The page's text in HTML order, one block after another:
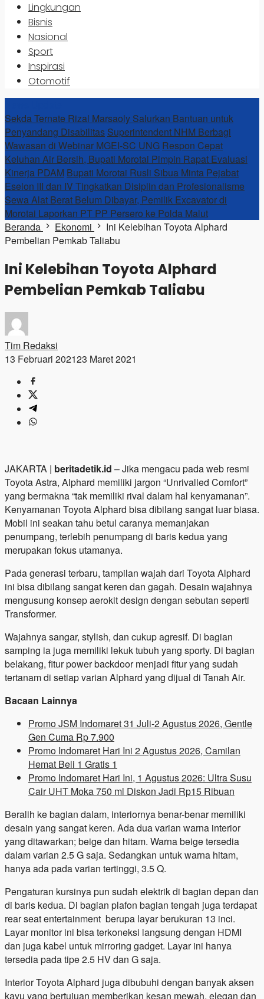
Lingkungan
Bisnis
Nasional
Sport
Inspirasi
Otomotif
Sekda Ternate Rizal Marsaoly Salurkan Bantuan untuk
Penyandang Disabilitas Superintendent NHM Berbagi
Wawasan di Webinar MGEI-SC UNG Respon Cepat
Keluhan Air Bersih, Bupati Morotai Pimpin Rapat Evaluasi
Kinerja PDAM Bupati Morotai Rusli Sibua Minta Pejabat
Eselon III dan IV Tingkatkan Disiplin dan Profesionalisme
Sewa Alat Berat Belum Dibayar, Pemilik Excavator di
Morotai Laporkan PT PP Persero ke Polda Malut
Beranda
Ekonomi
Ini Kelebihan Toyota Alphard
Pembelian Pemkab Taliabu
Ini Kelebihan Toyota Alphard
Pembelian Pemkab Taliabu
Tim Redaksi
13 Februari 202123 Maret 2021
JAKARTA | beritadetik.id – Jika mengacu pada web resmi
Toyota Astra, Alphard memiliki jargon “Unrivalled Comfort”
yang bermakna “tak memiliki rival dalam hal kenyamanan”.
Kenyamanan Toyota Alphard bisa dibilang sangat luar biasa.
Mobil ini seakan tahu betul caranya memanjakan
penumpang, terlebih penumpang di baris kedua yang
merupakan fokus utamanya.
Pada generasi terbaru, tampilan wajah dari Toyota Alphard
ini bisa dibilang sangat keren dan gagah. Desain wajahnya
mengusung konsep aerokit design dengan sebutan seperti
Transformer.
Wajahnya sangar, stylish, dan cukup agresif. Di bagian
samping ia juga memiliki lekuk tubuh yang sporty. Di bagian
belakang, fitur power backdoor menjadi fitur yang sudah
tertanam di setiap varian Alphard yang dijual di Tanah Air.
Bacaan Lainnya
Promo JSM Indomaret 31 Juli-2 Agustus 2026, Gentle
Gen Cuma Rp 7.900
Promo Indomaret Hari Ini 2 Agustus 2026, Camilan
Hemat Beli 1 Gratis 1
Promo Indomaret Hari Ini, 1 Agustus 2026: Ultra Susu
Cair UHT Moka 750 ml Diskon Jadi Rp15 Ribuan
Beralih ke bagian dalam, interiornya benar-benar memiliki
desain yang sangat keren. Ada dua varian warna interior
yang ditawarkan; beige dan hitam. Warna beige tersedia
dalam varian 2.5 G saja. Sedangkan untuk warna hitam,
hanya ada pada varian tertinggi, 3.5 Q.
Pengaturan kursinya pun sudah elektrik di bagian depan dan
di baris kedua. Di bagian plafon bagian tengah juga terdapat
rear seat entertainment berupa layar berukuran 13 inci.
Layar monitor ini bisa terkoneksi langsung dengan HDMI
dan juga kabel untuk mirroring gadget. Layar ini hanya
tersedia pada tipe 2.5 HV dan G saja.
Interior Toyota Alphard juga dibubuhi dengan banyak aksen
kayu yang bertujuan memberikan kesan mewah, elegan dan